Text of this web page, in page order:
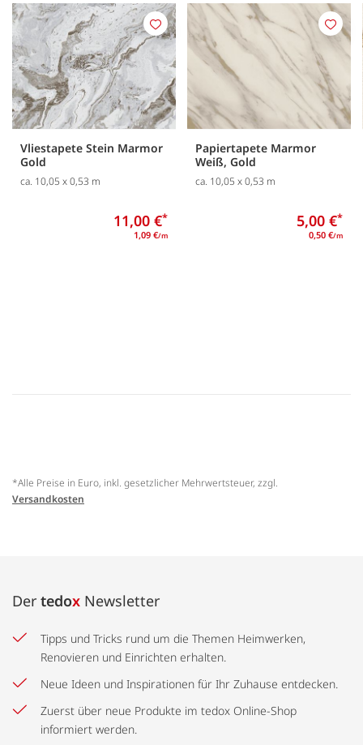
Vliestapete Stein Marmor
Gold
ca. 10,05 x 0,53 m
11,00 €*
1,09 €/m
Merken
Papiertapete Marmor
Weiß, Gold
ca. 10,05 x 0,53 m
5,00 €*
0,50 €/m
*Alle Preise in Euro, inkl. gesetzlicher Mehrwertsteuer, zzgl.
Versandkosten
Der tedox Newsletter
Tipps und Tricks rund um die Themen Heimwerken,
Renovieren und Einrichten erhalten.
Neue Ideen und Inspirationen für Ihr Zuhause entdecken.
Zuerst über neue Produkte im tedox Online-Shop
informiert werden.